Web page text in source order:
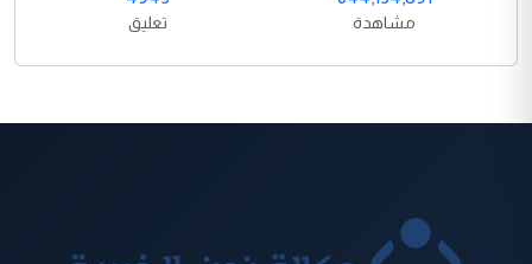
مشاهدة تعليق